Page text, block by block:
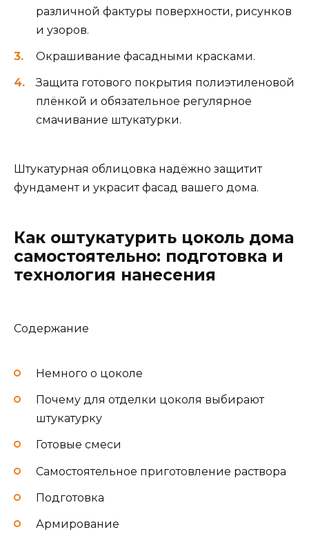
различной фактуры поверхности, рисунков
и узоров.
Окрашивание фасадными красками.
Защита готового покрытия полиэтиленовой
плёнкой и обязательное регулярное
смачивание штукатурки.
Штукатурная облицовка надёжно защитит
фундамент и украсит фасад вашего дома.
Как оштукатурить цоколь дома
самостоятельно: подготовка и
технология нанесения
Содержание
Немного о цоколе
Почему для отделки цоколя выбирают
штукатурку
Готовые смеси
Самостоятельное приготовление раствора
Подготовка
Армирование